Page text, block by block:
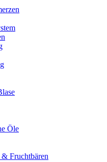
Öle
Fruchtbären